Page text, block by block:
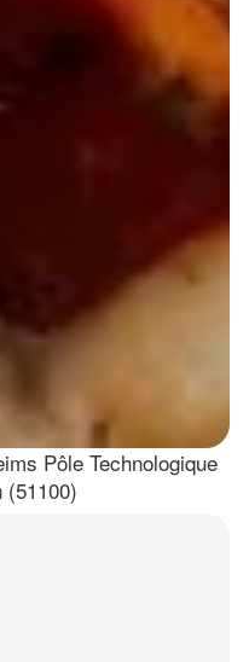
Pôle Technologique
(51100)